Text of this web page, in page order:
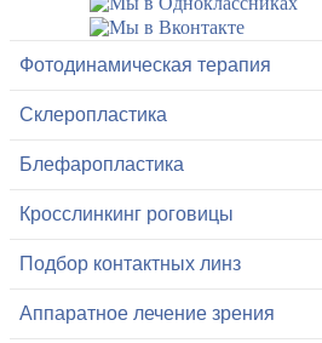
Фотодинамическая терапия
Склеропластика
Блефаропластика
Кросслинкинг роговицы
Подбор контактных линз
Аппаратное лечение зрения